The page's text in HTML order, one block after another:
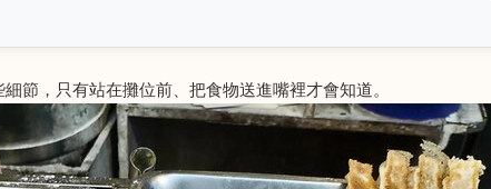
節，只有站在攤位前、把食物送進嘴裡才會知道。